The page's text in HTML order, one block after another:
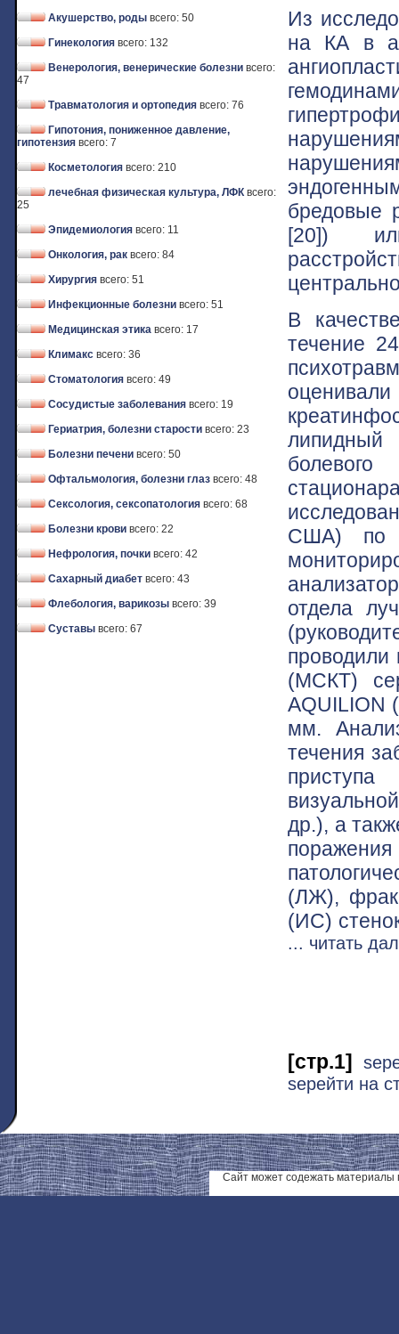
Акушерство, роды всего: 50
Гинекология всего: 132
Венерология, венерические болезни всего:
47
Травматология и ортопедия всего: 76
Гипотония, пониженное давление,
гипотензия всего: 7
Косметология всего: 210
лечебная физическая культура, ЛФК всего:
25
Эпидемиология всего: 11
Онкология, рак всего: 84
Хирургия всего: 51
Инфекционные болезни всего: 51
Медицинская этика всего: 17
Климакс всего: 36
Стоматология всего: 49
Сосудистые заболевания всего: 19
Гериатрия, болезни старости всего: 23
Болезни печени всего: 50
Офтальмология, болезни глаз всего: 48
Сексология, сексопатология всего: 68
Болезни крови всего: 22
Нефрология, почки всего: 42
Сахарный диабет всего: 43
Флебология, варикозы всего: 39
Суставы всего: 67
Из
на КА в
бредовые
[20])
В
течение
США) по
отдела
(МСКТ)
AQUILION
мм.
течения
др.), а
(ЛЖ),
(ИС)
... читать
[стр.1]
ѕерейти на
Сайт может содежать материалы